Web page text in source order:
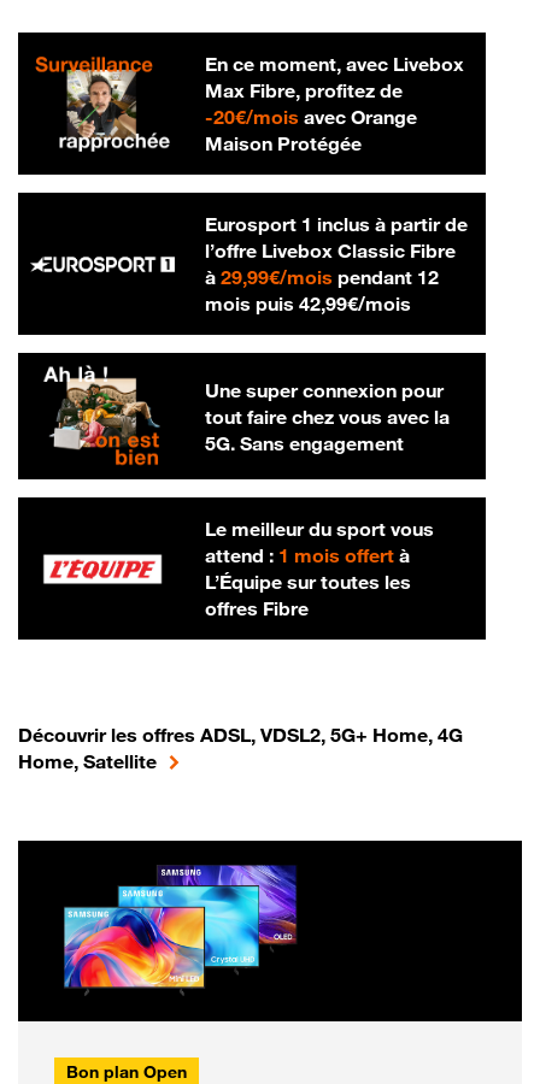
En ce moment, avec Livebox
Max Fibre, profitez de
-20€/mois20 € par mois
avec Orange
Maison Protégée
Eurosport 1 inclus à partir de
l’offre Livebox Classic Fibre
à 29,99€/mois29,99 € par mois
pendant 12
mois puis 42,99€/mois42,99 € par
Une super connexion pour
tout faire chez vous avec la
5G. Sans engagement
Le meilleur du sport vous
attend : 1 mois offertà
L’Équipe sur toutes les
offres Fibre
Découvrir les offres ADSL, VDSL2, 5G+ Home, 4G
Home, Satellite
Bon plan Open